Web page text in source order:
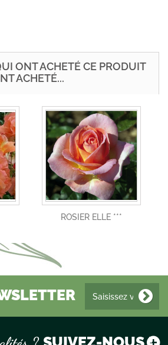
ONT ACHETÉ CE PRODUIT
ACHETÉ...
ROSIER ELLE ***